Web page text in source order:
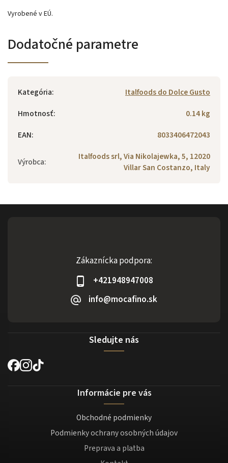
Vyrobené v EÚ.
Dodatočné parametre
Kategória:
Italfoods do Dolce Gusto
Hmotnosť:
0.14 kg
EAN: 8033406472043
Výrobca:
Italfoods srl, Via Nikolajewka, 5, 12020
Villar San Costanzo, Italy
Zákaznícka podpora:
+421948947008
info@mocafino.sk
Sledujte nás
Informácie pre vás
Obchodné podmienky
Podmienky ochrany osobných údajov
Preprava a platba